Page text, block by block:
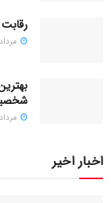
مرداد ۲۵, ۱۴۰۳
مرداد ۲۵, ۱۴۰۳
اخبار اخیر